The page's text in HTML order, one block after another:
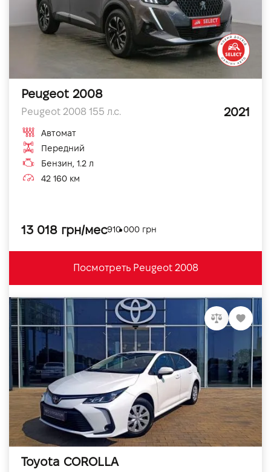
Peugeot 2008
Peugeot 2008 155 л.с. 2021
Автомат
Передний
Бензин, 1.2 л
42 160 км
13 018 грн/мес910 000 грн
Посмотреть Peugeot 2008
Toyota COROLLA